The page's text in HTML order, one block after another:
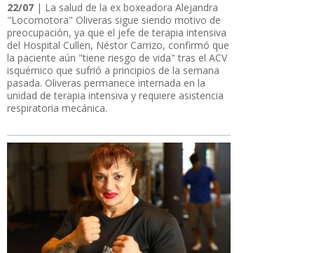
22/07 | La salud de la ex boxeadora Alejandra
"Locomotora" Oliveras sigue siendo motivo de
preocupación, ya que el jefe de terapia intensiva
del Hospital Cullen, Néstor Carrizo, confirmó que
la paciente aún "tiene riesgo de vida" tras el ACV
isquémico que sufrió a principios de la semana
pasada. Oliveras permanece internada en la
unidad de terapia intensiva y requiere asistencia
respiratoria mecánica.